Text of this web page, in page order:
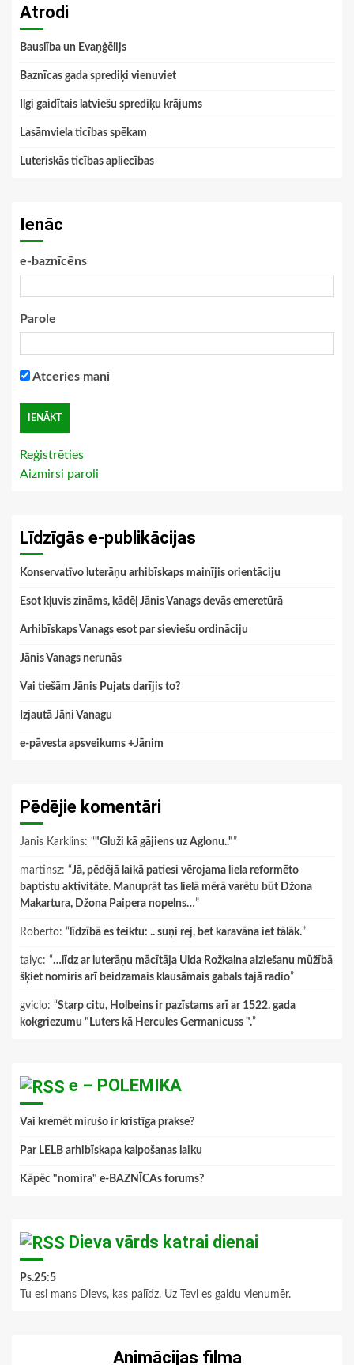
Atrodi
Bauslība un Evaņģēlijs
Baznīcas gada sprediķi vienuviet
Ilgi gaidītais latviešu sprediķu krājums
Lasāmviela ticības spēkam
Luteriskās ticības apliecības
Ienāc
e-baznīcēns
Parole
Atceries mani
Reģistrēties
Aizmirsi paroli
Līdzīgās e-publikācijas
Konservatīvo luterāņu arhibīskaps mainījis orientāciju
Esot kļuvis zināms, kādēļ Jānis Vanags devās emeretūrā
Arhibīskaps Vanags esot par sieviešu ordināciju
Jānis Vanags nerunās
Vai tiešām Jānis Pujats darījis to?
Izjautā Jāni Vanagu
e-pāvesta apsveikums +Jānim
Pēdējie komentāri
Janis Karklins: “"Gluži kā gājiens uz Aglonu.."”
martinsz: “Jā, pēdējā laikā patiesi vērojama liela reformēto
baptistu aktivitāte. Manuprāt tas lielā mērā varētu būt Džona
Makartura, Džona Paipera nopelns…”
Roberto: “ līdzībā es teiktu: .. suņi rej, bet karavāna iet tālāk.”
talyc: “…līdz ar luterāņu mācītāja Ulda Rožkalna aiziešanu mūžībā
šķiet nomiris arī beidzamais klausāmais gabals tajā radio”
gviclo: “Starp citu, Holbeins ir pazīstams arī ar 1522. gada
kokgriezumu "Luters kā Hercules Germanicuss ".”
e – POLEMIKA
Vai kremēt mirušo ir kristīga prakse?
Par LELB arhibīskapa kalpošanas laiku
Kāpēc "nomira" e-BAZNĪCAs forums?
Dieva vārds katrai dienai
Ps.25:5
Tu esi mans Dievs, kas palīdz. Uz Tevi es gaidu vienumēr.
Animācijas filma